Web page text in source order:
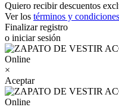
Quiero recibir descuentos
Ver los términos y condiciones
Finalizar registro
o iniciar sesión
×
Aceptar